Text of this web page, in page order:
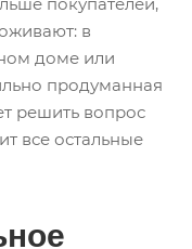
в
доме или
продуманная
решить вопрос
все остальные